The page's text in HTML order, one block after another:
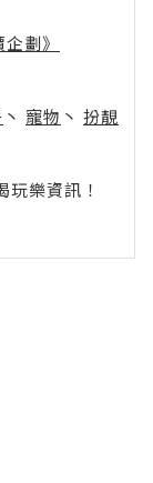
劃》
丶 寵物 丶 扮靚
樂資訊！